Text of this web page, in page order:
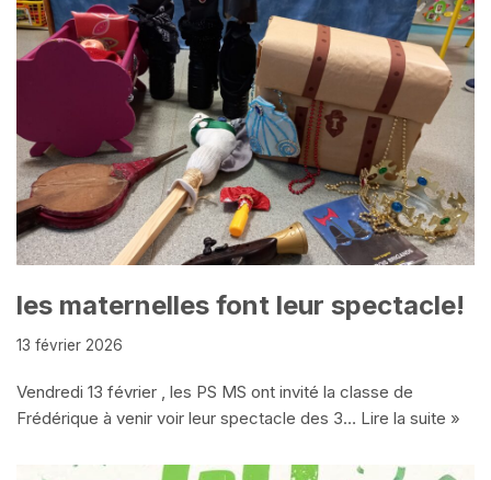
les maternelles font leur spectacle!
13 février 2026
Vendredi 13 février , les PS MS ont invité la classe de
Frédérique à venir voir leur spectacle des 3… Lire la suite »